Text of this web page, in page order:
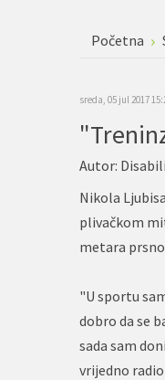
Početna
sreda, 05 jul 2017
Autor:
Nikola
plivačkom
metara
"U sportu
dobro da se
sada sam
vrijedno